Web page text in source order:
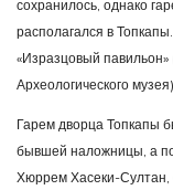
сохранилось, однако
располагался в
«Изразцовый
Археологического
Гарем дворца Топкапы
бывшей наложницы, а
Хюррем Хасеки-Султан,